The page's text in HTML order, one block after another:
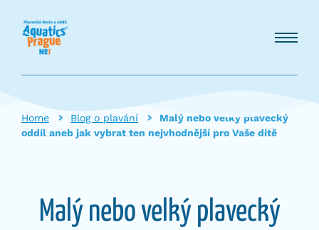
Home Blog o plavání
Malý nebo velký plavecký
oddíl aneb jak vybrat ten nejvhodnější pro Vaše dítě
Malý nebo velký plavecký